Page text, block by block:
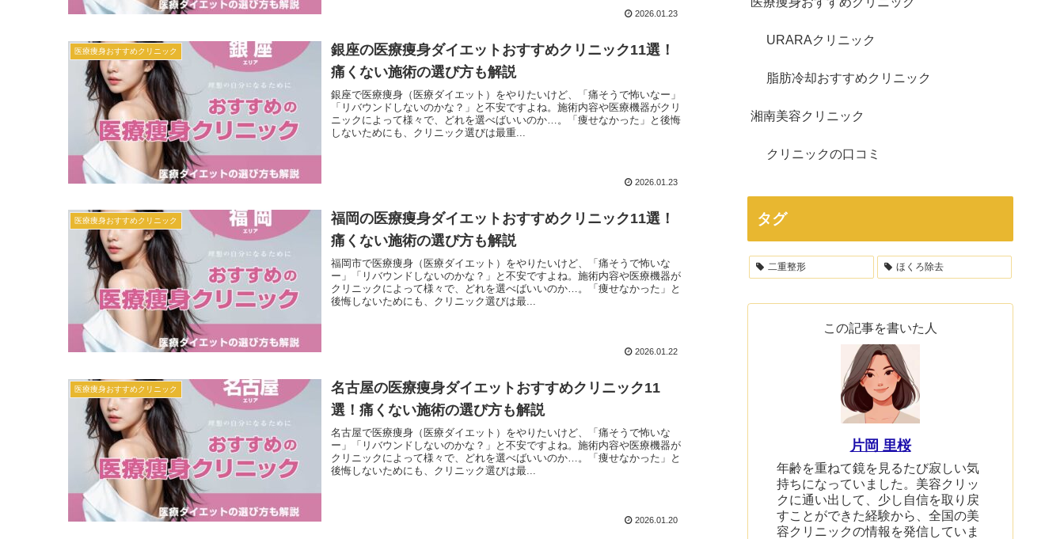
2026.01.23
医療痩身おすすめクリニック
銀座の医療痩身ダイエットおすすめクリニック11選！
痛くない施術の選び方も解説
銀座で医療痩身（医療ダイエット）をやりたいけど、「痛そうで怖いなー」
「リバウンドしないのかな？」と不安ですよね。施術内容や医療機器がクリ
ニックによって様々で、どれを選べばいいのか…。「痩せなかった」と後悔
しないためにも、クリニック選びは最重...
2026.01.23
医療痩身おすすめクリニック
福岡の医療痩身ダイエットおすすめクリニック11選！
痛くない施術の選び方も解説
福岡市で医療痩身（医療ダイエット）をやりたいけど、「痛そうで怖いな
ー」「リバウンドしないのかな？」と不安ですよね。施術内容や医療機器が
クリニックによって様々で、どれを選べばいいのか…。「痩せなかった」と
後悔しないためにも、クリニック選びは最...
2026.01.22
医療痩身おすすめクリニック
名古屋の医療痩身ダイエットおすすめクリニック11
選！痛くない施術の選び方も解説
名古屋で医療痩身（医療ダイエット）をやりたいけど、「痛そうで怖いな
ー」「リバウンドしないのかな？」と不安ですよね。施術内容や医療機器が
クリニックによって様々で、どれを選べばいいのか…。「痩せなかった」と
後悔しないためにも、クリニック選びは最...
2026.01.20
URARAクリニック
脂肪冷却おすすめクリニック
湘南美容クリニック
クリニックの口コミ
タグ
二重整形 ほくろ除去
この記事を書いた人
片岡 里桜
年齢を重ねて鏡を見るたび寂しい気
持ちになっていました。美容クリッ
クに通い出して、少し自信を取り戻
すことができた経験から、全国の美
容クリニックの情報を発信していま